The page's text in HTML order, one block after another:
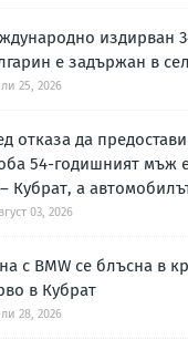
издирван
е задържан в
25, 2026
отказа да
54-годишният мъж
Кубрат, а
03, 2026
с BMW се блъсна в
в Кубрат
28, 2026